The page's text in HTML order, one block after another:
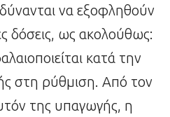
να εξοφληθούν
δόσεις, ως ακολούθως:
κατά την
στη ρύθμιση. Από τον
της υπαγωγής, η